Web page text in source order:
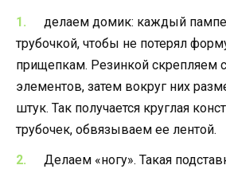
делаем домик: каждый
трубочкой, чтобы не потерял
прищепкам. Резинкой скрепляем
элементов, затем вокруг них
штук. Так получается круглая
трубочек, обвязываем ее лентой.
Делаем «ногу». Такая